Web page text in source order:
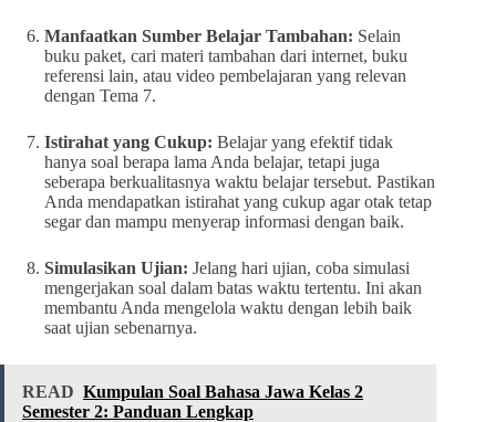
Manfaatkan Sumber Belajar Tambahan: Selain
buku paket, cari materi tambahan dari internet, buku
referensi lain, atau video pembelajaran yang relevan
dengan Tema 7.
Istirahat yang Cukup: Belajar yang efektif tidak
hanya soal berapa lama Anda belajar, tetapi juga
seberapa berkualitasnya waktu belajar tersebut. Pastikan
Anda mendapatkan istirahat yang cukup agar otak tetap
segar dan mampu menyerap informasi dengan baik.
Simulasikan Ujian: Jelang hari ujian, coba simulasi
mengerjakan soal dalam batas waktu tertentu. Ini akan
membantu Anda mengelola waktu dengan lebih baik
saat ujian sebenarnya.
READ Kumpulan Soal Bahasa Jawa Kelas 2
Semester 2: Panduan Lengkap